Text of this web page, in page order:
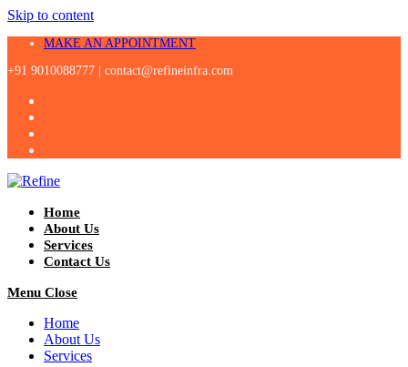
Skip to content
MAKE AN APPOINTMENT
+91 9010088777 | contact@refineinfra.com
Home
About Us
Services
Contact Us
Menu Close
Home
About Us
Services